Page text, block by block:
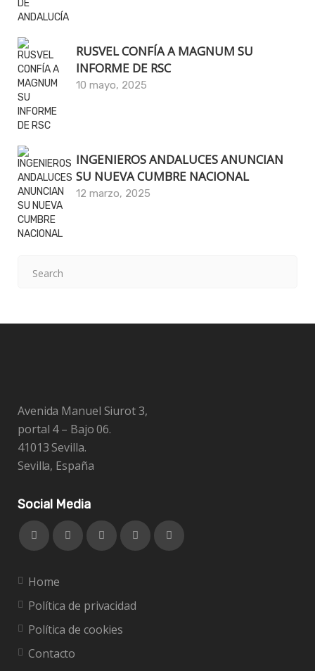
RUSVEL CONFÍA A MAGNUM SU
INFORME DE RSC
10 mayo, 2025
INGENIEROS ANDALUCES ANUNCIAN
SU NUEVA CUMBRE NACIONAL
12 marzo, 2025
Avenida Manuel Siurot 3,
portal 4 – Bajo 06.
41013 Sevilla.
Sevilla, España
Social Media
Home
Política de privacidad
Política de cookies
Contacto